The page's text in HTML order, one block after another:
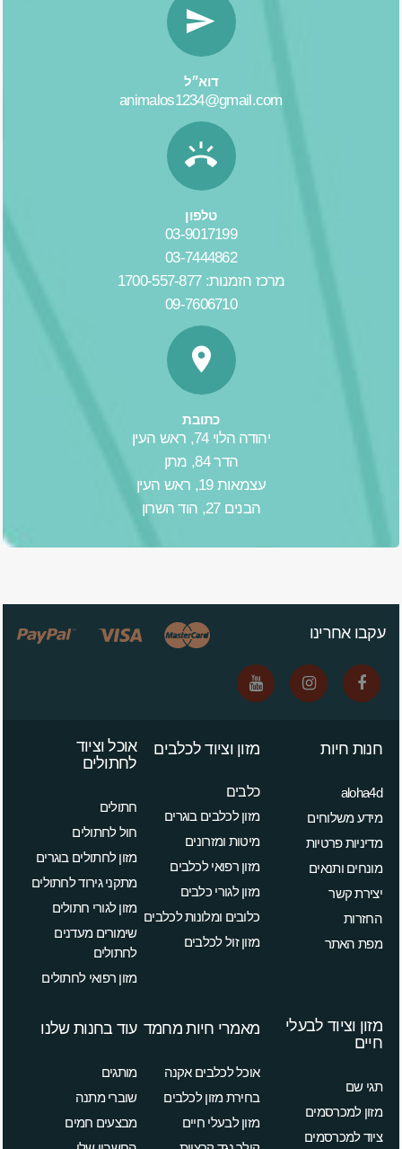
דוא״ל
animalos1234@gmail.com
טלפון
03-9017199
03-7444862
מרכז הזמנות: 1700-557-877
09-7606710
כתובת
יהודה הלוי 74, ראש העין
הדר 84, מתן
עצמאות 19, ראש העין
הבנים 27, הוד השרון
עקבו אחרינו
חנות חיות
aloha4d
מידע משלוחים
מדיניות פרטיות
מונחים ותנאים
יצירת קשר
החזרות
מפת האתר
מזון וציוד לכלבים
כלבים
מזון לכלבים בוגרים
מיטות ומזרונים
מזון רפואי לכלבים
מזון לגורי כלבים
כלובים ומלונות לכלבים
מזון זול לכלבים
אוכל וציוד
לחתולים
חתולים
חול לחתולים
מזון לחתולים בוגרים
מתקני גירוד לחתולים
מזון לגורי חתולים
שימורים מעדנים
לחתולים
מזון רפואי לחתולים
מזון וציוד לבעלי
חיים
תגי שם
מזון למכרסמים
ציוד למכרסמים
מאמרי חיות מחמד
אוכל לכלבים אקנה
בחירת מזון לכלבים
מזון לבעלי חיים
עוד בחנות שלנו
מותגים
שוברי מתנה
מבצעים חמים